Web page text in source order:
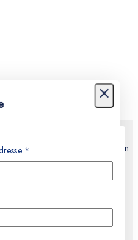
und Verkauf Express Service in
*